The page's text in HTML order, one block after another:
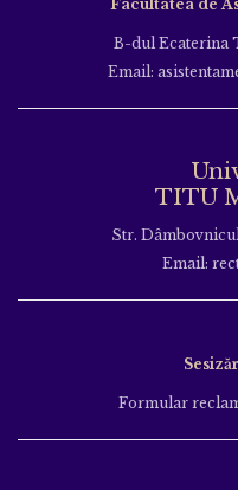
Facultatea de
B-dul Ecaterina
Email:
TITU
Str.
Email:
Formular